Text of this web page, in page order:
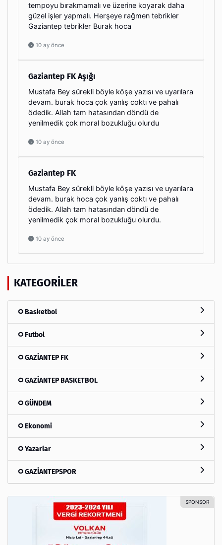
tempoyu bırakmamalı ve üzerine koyarak daha
güzel işler yapmalı. Herşeye rağmen tebrikler
Gaziantep tebrikler Burak hoca
10 ay önce
Gaziantep FK Aşığı
Mustafa Bey sürekli böyle köşe yazısı ve uyarılara
devam. burak hoca çok yanlış coktı ve pahalı
ödedik. Allah tam hatasından döndü de
yenilmedik çok moral bozukluğu olurdu
10 ay önce
Gaziantep FK
Mustafa Bey sürekli böyle köşe yazısı ve uyarılara
devam. burak hoca çok yanlış coktı ve pahalı
ödedik. Allah tam hatasından döndü de
yenilmedik çok moral bozukluğu olurdu.
10 ay önce
KATEGORILER
Basketbol
Futbol
GAZİANTEP FK
GAZİANTEP BASKETBOL
GÜNDEM
Ekonomi
Yazarlar
GAZİANTEPSPOR